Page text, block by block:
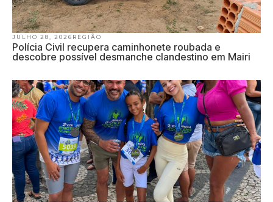
JULHO 28, 2026 REGIÃO
Polícia Civil recupera caminhonete roubada e
descobre possível desmanche clandestino em Mairi